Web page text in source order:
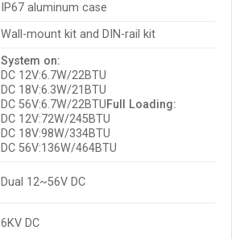
IP67 aluminum case
Wall-mount kit and DIN-rail kit
System on:
DC 12V:6.7W/22BTU
DC 18V:6.3W/21BTU
DC 56V:6.7W/22BTUFull Loading:
DC 12V:72W/245BTU
DC 18V:98W/334BTU
DC 56V:136W/464BTU
Dual 12~56V DC
6KV DC